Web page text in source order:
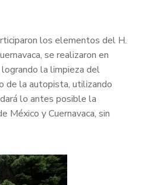
los elementos del H.
se realizaron en
logrando la limpieza del
de la autopista, utilizando
lo antes posible la
México y Cuernavaca, sin